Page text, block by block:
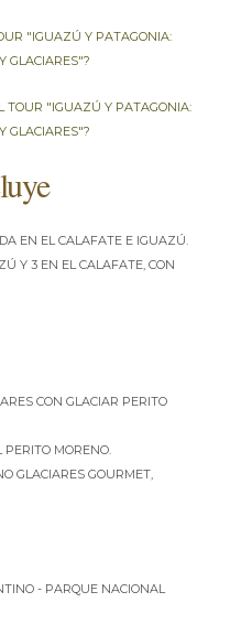
"Iguazú y Patagonia:
Glaciares"?
tour "Iguazú y Patagonia:
Glaciares"?
en El Calafate e Iguazú.
y 3 en El Calafate, con
con Glaciar Perito
Perito Moreno.
Glaciares Gourmet,
- Parque Nacional